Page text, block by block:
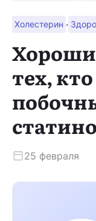
Холестерин ·
тех,
25 февраля